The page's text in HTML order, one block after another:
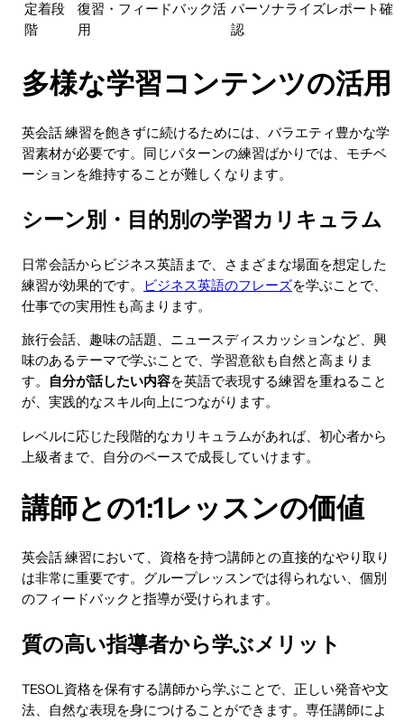
定着段
階
復習・フィードバック活
用
パーソナライズレポート確
認
多様な学習コンテンツの活用
英会話 練習を飽きずに続けるためには、バラエティ豊かな学
習素材が必要です。同じパターンの練習ばかりでは、モチベ
ーションを維持することが難しくなります。
シーン別・目的別の学習カリキュラム
日常会話からビジネス英語まで、さまざまな場面を想定した
練習が効果的です。
ビジネス英語のフレーズを学ぶことで、
仕事での実用性も高まります。
旅行会話、趣味の話題、ニュースディスカッションなど、興
味のあるテーマで学ぶことで、学習意欲も自然と高まりま
す。
自分が話したい内容を英語で表現する練習を重ねること
が、実践的なスキル向上につながります。
レベルに応じた段階的なカリキュラムがあれば、初心者から
上級者まで、自分のペースで成長していけます。
講師との1:1レッスンの価値
英会話 練習において、資格を持つ講師との直接的なやり取り
は非常に重要です。グループレッスンでは得られない、個別
のフィードバックと指導が受けられます。
質の高い指導者から学ぶメリット
TESOL資格を保有する講師から学ぶことで、正しい発音や文
法、自然な表現を身につけることができます。専任講師によ